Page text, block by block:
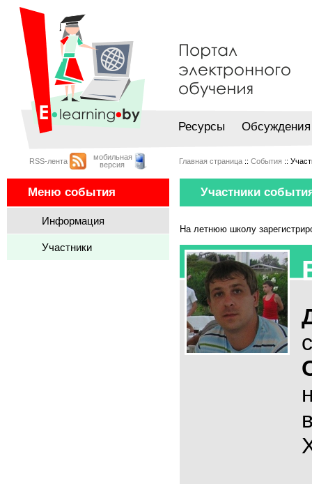
Ресурсы Обсуждения
RSS-лента
мобильная
версия
Главная страница :: События ::
Меню события
Информация
Участники
Участники
На летнюю школу